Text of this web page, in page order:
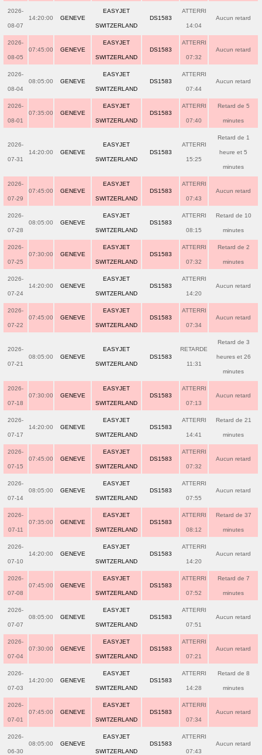
2026-
08-07
14:20:00 GENEVE
EASYJET
SWITZERLAND
DS1583
ATTERRI
14:04
Aucun retard
2026-
08-05
07:45:00 GENEVE
EASYJET
SWITZERLAND
DS1583
ATTERRI
07:32
Aucun retard
2026-
08-04
08:05:00 GENEVE
EASYJET
SWITZERLAND
DS1583
ATTERRI
07:44
Aucun retard
2026-
08-01
07:35:00 GENEVE
EASYJET
SWITZERLAND
DS1583
ATTERRI
07:40
Retard de 5
minutes
2026-
07-31
14:20:00 GENEVE
EASYJET
SWITZERLAND
DS1583
ATTERRI
15:25
Retard de 1
heure et 5
minutes
2026-
07-29
07:45:00 GENEVE
EASYJET
SWITZERLAND
DS1583
ATTERRI
07:43
Aucun retard
2026-
07-28
08:05:00 GENEVE
EASYJET
SWITZERLAND
DS1583
ATTERRI
08:15
Retard de 10
minutes
2026-
07-25
07:30:00 GENEVE
EASYJET
SWITZERLAND
DS1583
ATTERRI
07:32
Retard de 2
minutes
2026-
07-24
14:20:00 GENEVE
EASYJET
SWITZERLAND
DS1583
ATTERRI
14:20
Aucun retard
2026-
07-22
07:45:00 GENEVE
EASYJET
SWITZERLAND
DS1583
ATTERRI
07:34
Aucun retard
2026-
07-21
08:05:00 GENEVE
EASYJET
SWITZERLAND
DS1583
RETARDE
11:31
Retard de 3
heures et 26
minutes
2026-
07-18
07:30:00 GENEVE
EASYJET
SWITZERLAND
DS1583
ATTERRI
07:13
Aucun retard
2026-
07-17
14:20:00 GENEVE
EASYJET
SWITZERLAND
DS1583
ATTERRI
14:41
Retard de 21
minutes
2026-
07-15
07:45:00 GENEVE
EASYJET
SWITZERLAND
DS1583
ATTERRI
07:32
Aucun retard
2026-
07-14
08:05:00 GENEVE
EASYJET
SWITZERLAND
DS1583
ATTERRI
07:55
Aucun retard
2026-
07-11
07:35:00 GENEVE
EASYJET
SWITZERLAND
DS1583
ATTERRI
08:12
Retard de 37
minutes
2026-
07-10
14:20:00 GENEVE
EASYJET
SWITZERLAND
DS1583
ATTERRI
14:20
Aucun retard
2026-
07-08
07:45:00 GENEVE
EASYJET
SWITZERLAND
DS1583
ATTERRI
07:52
Retard de 7
minutes
2026-
07-07
08:05:00 GENEVE
EASYJET
SWITZERLAND
DS1583
ATTERRI
07:51
Aucun retard
2026-
07-04
07:30:00 GENEVE
EASYJET
SWITZERLAND
DS1583
ATTERRI
07:21
Aucun retard
2026-
07-03
14:20:00 GENEVE
EASYJET
SWITZERLAND
DS1583
ATTERRI
14:28
Retard de 8
minutes
2026-
07-01
07:45:00 GENEVE
EASYJET
SWITZERLAND
DS1583
ATTERRI
07:34
Aucun retard
2026-
06-30
08:05:00 GENEVE
EASYJET
SWITZERLAND
DS1583
ATTERRI
07:43
Aucun retard